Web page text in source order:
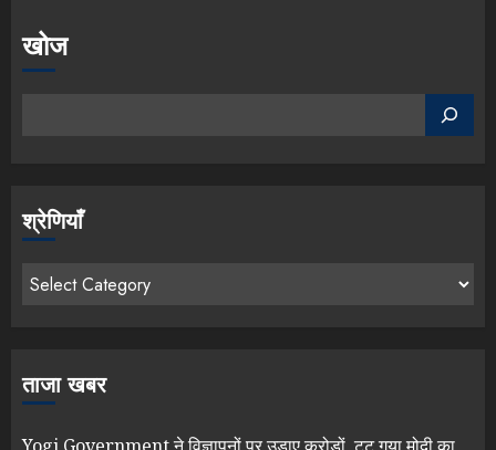
खोज
श्रेणियाँ
ताजा खबर